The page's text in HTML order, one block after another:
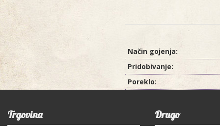
Način gojenja:
Pridobivanje:
Poreklo:
Trgovina Drugo